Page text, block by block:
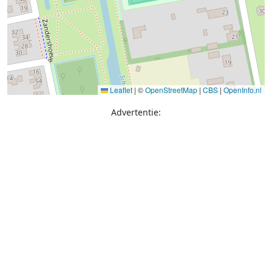
Leaflet | ©OpenStreetMap | CBS | OpenInfo.nl
Advertentie: